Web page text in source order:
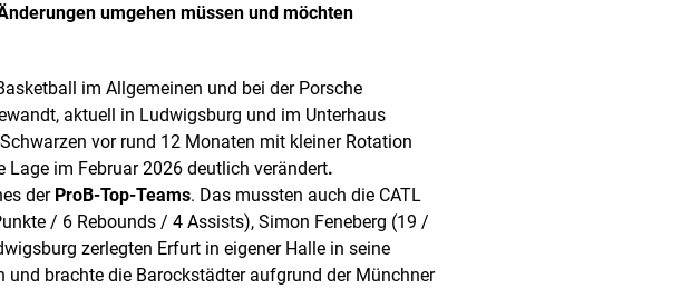
umgehen müssen und möchten
im Allgemeinen und bei der Porsche
aktuell in Ludwigsburg und im Unterhaus
vor rund 12 Monaten mit kleiner Rotation
Lage im Februar 2026 deutlich verändert.
der ProB-Top-Teams. Das mussten auch die CATL
/ 6 Rebounds / 4 Assists), Simon Feneberg (19 /
zerlegten Erfurt in eigener Halle in seine
und brachte die Barockstädter aufgrund der Münchner